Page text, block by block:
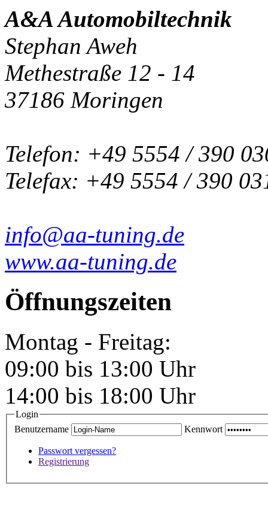
A&A Automobiltechnik
Stephan Aweh
Methestraße 12 - 14
37186 Moringen
Telefon: +49 5554 / 390
Telefax: +49 5554 / 390
info@aa-tuning.de
www.aa-tuning.de
Öffnungszeiten
Montag - Freitag:
09:00 bis 13:00 Uhr
14:00 bis 18:00 Uhr
Login
Benutzername
Kennwort
Passwort vergessen?
Registrierung